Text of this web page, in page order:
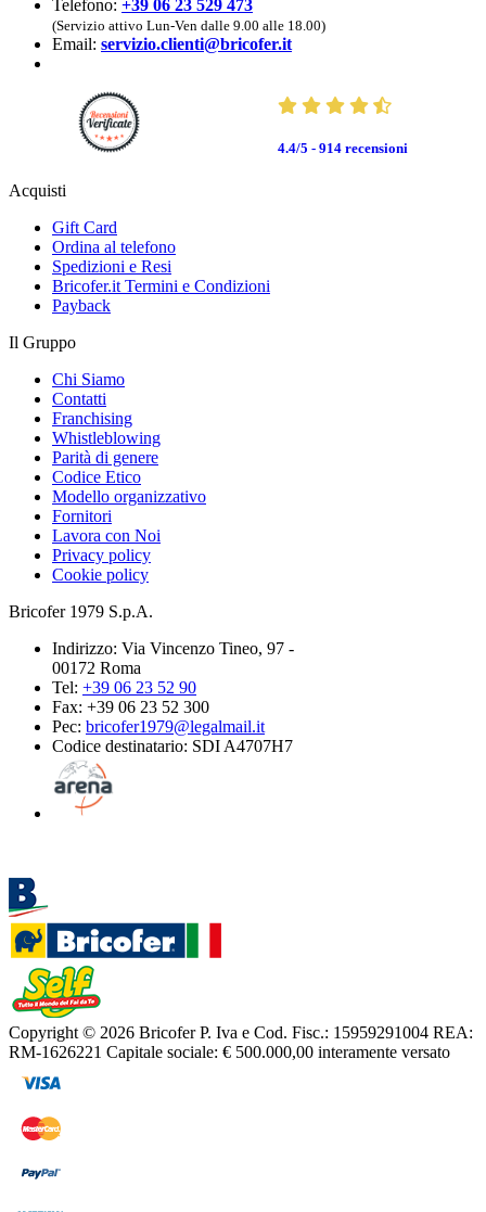
Telefono: +39 06 23 529 473
(Servizio attivo Lun-Ven dalle 9.00 alle 18.00)
Email: servizio.clienti@bricofer.it
4.4/5 - 914 recensioni
Acquisti
Gift Card
Ordina al telefono
Spedizioni e Resi
Bricofer.it Termini e Condizioni
Payback
Il Gruppo
Chi Siamo
Contatti
Franchising
Whistleblowing
Parità di genere
Codice Etico
Modello organizzativo
Fornitori
Lavora con Noi
Privacy policy
Cookie policy
Bricofer 1979 S.p.A.
Indirizzo: Via Vincenzo Tineo, 97 -
00172 Roma
Tel: +39 06 23 52 90
Fax: +39 06 23 52 300
Pec: bricofer1979@legalmail.it
Codice destinatario: SDI A4707H7
Copyright © 2026 Bricofer P. Iva e Cod. Fisc.: 15959291004 REA:
RM-1626221 Capitale sociale: € 500.000,00 interamente versato